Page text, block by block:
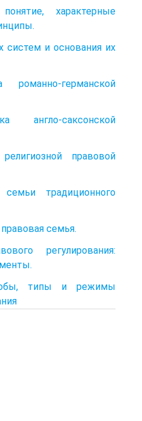
характерные
систем и основания их
романно-германской
англо-саксонской
правовой
традиционного
семья.
регулирования:
типы и режимы